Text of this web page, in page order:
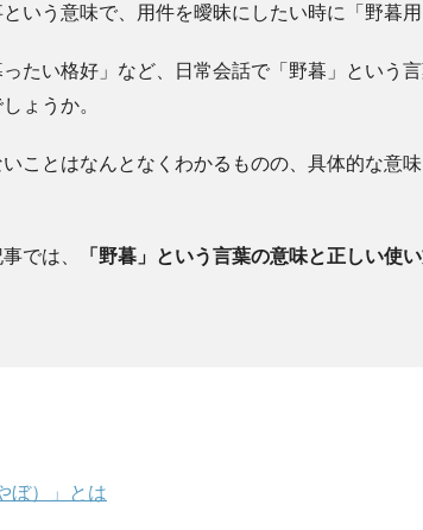
いう意味で、用件を曖昧にしたい時に「野暮
たい格好」など、日常会話で「野暮」という
ょうか。
ことはなんとなくわかるものの、具体的な意
では、 「野暮」という言葉の意味と正しい使
ぼ）」とは